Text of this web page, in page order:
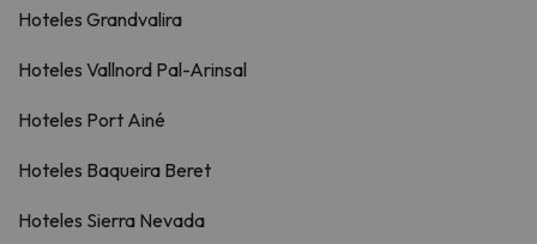
Hoteles Grandvalira
Hoteles Vallnord Pal-Arinsal
Hoteles Port Ainé
Hoteles Baqueira Beret
Hoteles Sierra Nevada